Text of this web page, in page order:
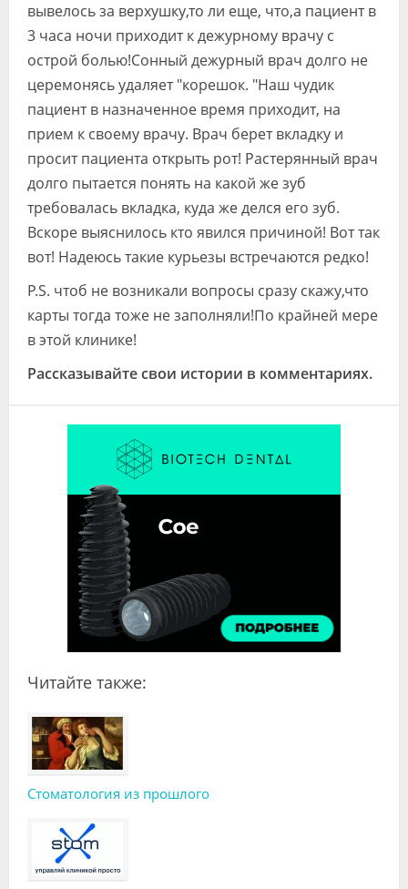
вывелось за верхушку,то ли еще, что,а пациент в
3 часа ночи приходит к дежурному врачу с
острой болью!Сонный дежурный врач долго не
церемонясь удаляет "корешок. "Наш чудик
пациент в назначенное время приходит, на
прием к своему врачу. Врач берет вкладку и
просит пациента открыть рот! Растерянный врач
долго пытается понять на какой же зуб
требовалась вкладка, куда же делся его зуб.
Вскоре выяснилось кто явился причиной! Вот так
вот! Надеюсь такие курьезы встречаются редко!
P.S. чтоб не возникали вопросы сразу скажу,что
карты тогда тоже не заполняли!По крайней мере
в этой клинике!
Рассказывайте свои истории в комментариях.
Читайте также:
Стоматология из прошлого